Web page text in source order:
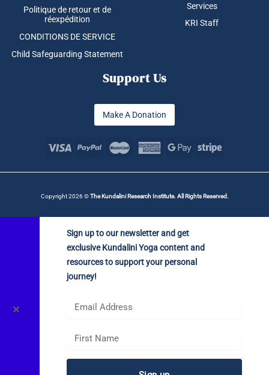
Politique de retour et de
réexpédition
CONDITIONS DE SERVICE
Child Safeguarding Statement
Services
KRI Staff
Support Us
Make A Donation
Copyright 2026 ©The Kundalini Research Institute. All Rights Reserved.
✕
Sign up to our newsletter and get
exclusive Kundalini Yoga content and
resources to support your personal
journey!